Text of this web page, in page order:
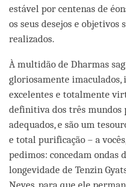
estável por centenas de
os seus desejos e objetivos
realizados.
À multidão de Dharmas
gloriosamente imaculados,
excelentes e totalmente
definitiva dos três mundos
adequados, e são um
e total purificação – a
pedimos: concedam ondas
longevidade de Tenzin